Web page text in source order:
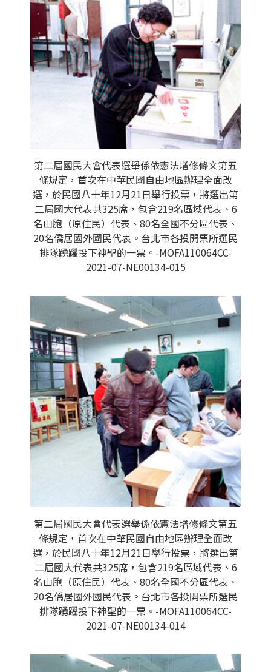
第二屆國民大會代表選舉係依憲法增修條文第五
條規定，首次在中華民國自由地區辦理全面改
選，於民國八十年12月21日舉行投票，將選出第
二屆國大代表共325席，包含219名區域代表、6
名山胞（原住民）代表、80名全國不分區代表、
20名僑居國外國民代表。台北市各投開票所選民
排隊踴躍投下神聖的一票。-MOFA110064CC-
2021-07-NE00134-015
第二屆國民大會代表選舉係依憲法增修條文第五
條規定，首次在中華民國自由地區辦理全面改
選，於民國八十年12月21日舉行投票，將選出第
二屆國大代表共325席，包含219名區域代表、6
名山胞（原住民）代表、80名全國不分區代表、
20名僑居國外國民代表。台北市各投開票所選民
排隊踴躍投下神聖的一票。-MOFA110064CC-
2021-07-NE00134-014